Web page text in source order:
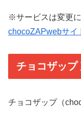
※サービスは変更
chocoZAPwebサイ
チョコザップ
チョコザップ（